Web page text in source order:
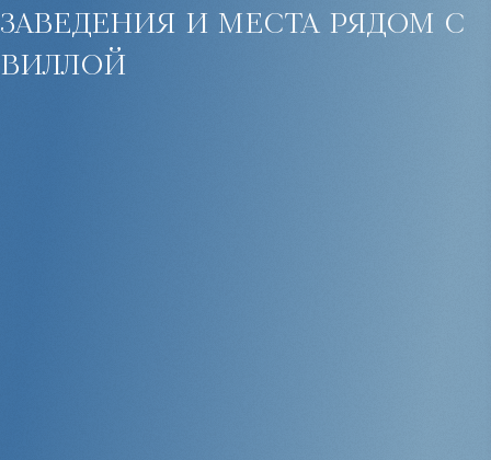
заведения и места рядом с
виллой